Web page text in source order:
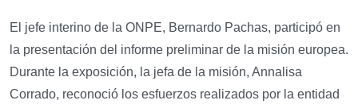
El jefe interino de la ONPE, Bernardo Pachas, participó en
la presentación del informe preliminar de la misión europea.
Durante la exposición, la jefa de la misión, Annalisa
Corrado, reconoció los esfuerzos realizados por la entidad